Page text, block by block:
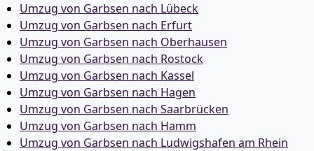
Umzug von Garbsen nach Lübeck
Umzug von Garbsen nach Erfurt
Umzug von Garbsen nach Oberhausen
Umzug von Garbsen nach Rostock
Umzug von Garbsen nach Kassel
Umzug von Garbsen nach Hagen
Umzug von Garbsen nach Saarbrücken
Umzug von Garbsen nach Hamm
Umzug von Garbsen nach Ludwigshafen am Rhein